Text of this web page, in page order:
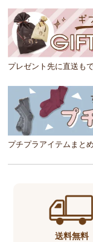
プレゼント先に直送も
プチプラアイテムまと
送料無料